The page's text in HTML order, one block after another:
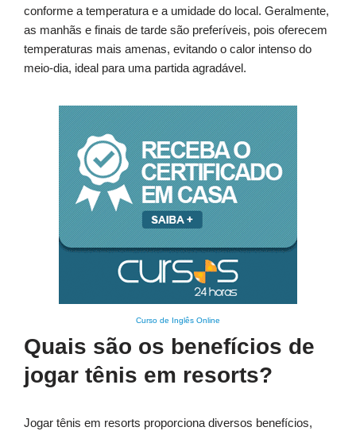
conforme a temperatura e a umidade do local. Geralmente,
as manhãs e finais de tarde são preferíveis, pois oferecem
temperaturas mais amenas, evitando o calor intenso do
meio-dia, ideal para uma partida agradável.
Curso de Inglês Online
Quais são os benefícios de
jogar tênis em resorts?
Jogar tênis em resorts proporciona diversos benefícios,